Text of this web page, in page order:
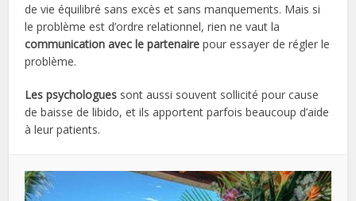
de vie équilibré sans excès et sans manquements. Mais si
le problème est d’ordre relationnel, rien ne vaut la
communication avec le partenaire pour essayer de régler le
problème.
Les psychologues sont aussi souvent sollicité pour cause
de baisse de libido, et ils apportent parfois beaucoup d’aide
à leur patients.